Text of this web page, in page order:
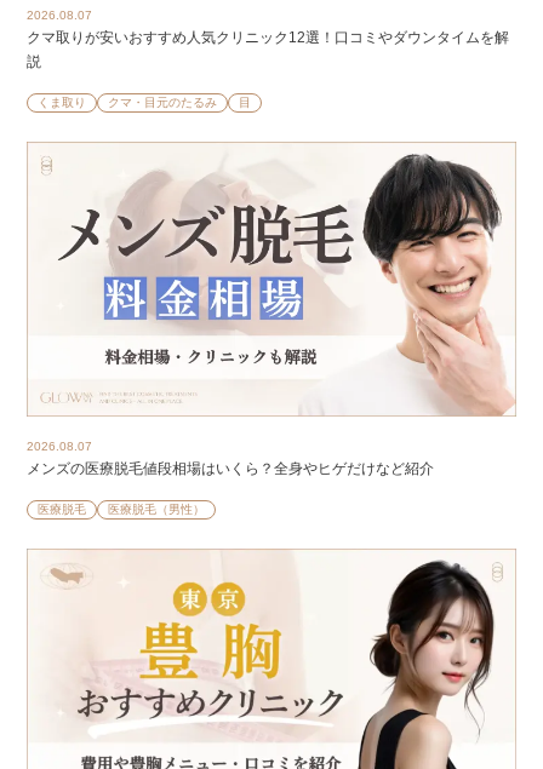
2026.08.07
クマ取りが安いおすすめ人気クリニック12選！口コミやダウンタイムを解
説
くま取り クマ・目元のたるみ 目
2026.08.07
メンズの医療脱毛値段相場はいくら？全身やヒゲだけなど紹介
医療脱毛 医療脱毛（男性）